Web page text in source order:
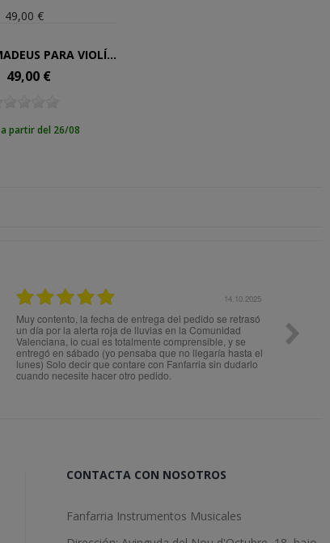
49,00 €
ESTUCHE AMADEUS PARA VIOLÍN DE 1/8
Precio
49,00 €
a partir del 26/08
14.10.2025
Muy contento, la fecha de entrega del pedido se retrasó
un día por la alerta roja de lluvias en la Comunidad
Valenciana, lo cual es totalmente comprensible, y se
entregó en sábado (yo pensaba que no llegaría hasta el
lunes) Solo decir que contare con Fanfarria sin dudarlo
cuando necesite hacer otro pedido.
CONTACTA CON NOSOTROS
Fanfarria Instrumentos Musicales